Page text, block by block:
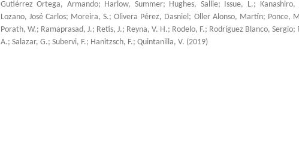
Gutiérrez Ortega, Armando; Harlow, Summer; Hughes, Sallie; Issue, L.; Kanashiro,
Lozano, José Carlos; Moreira, S.;Olivera Pérez, Dasniel ; Oller Alonso, Martín; Ponce,
Porath, W.; Ramaprasad, J.; Retis, J.; Reyna, V. H.; Rodelo, F.; Rodríguez Blanco, Sergio;
A.; Salazar, G.; Subervi, F.; Hanitzsch, F.; Quintanilla, V. (2019)